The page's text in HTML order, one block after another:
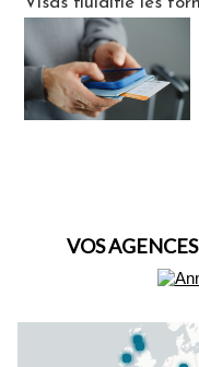
VOS